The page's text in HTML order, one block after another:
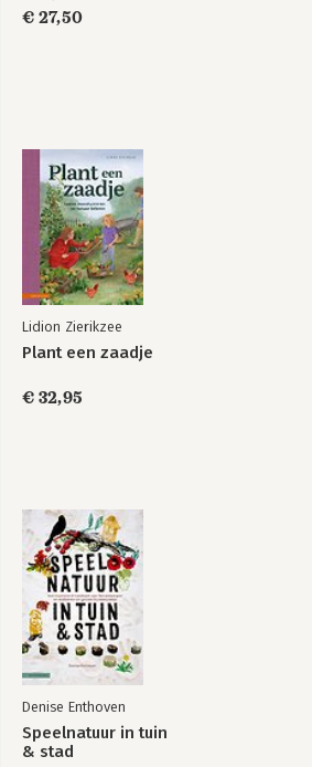
€ 27,50
Lidion Zierikzee
Plant een zaadje
€ 32,95
Denise Enthoven
Speelnatuur in tuin
& stad